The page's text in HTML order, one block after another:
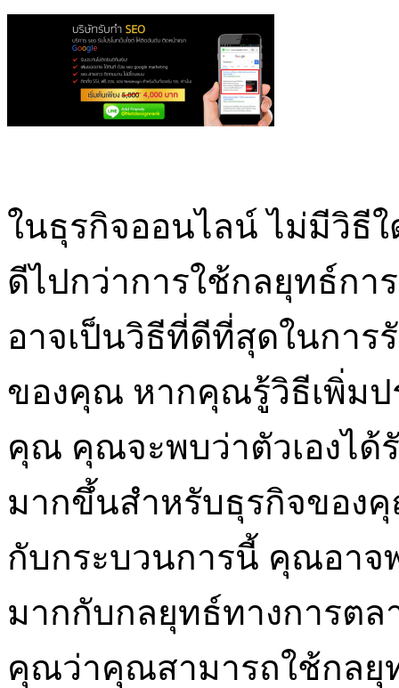
ในธุรกิจออนไลน์ ไม่มีวิธี
ดีไปกว่าการใช้กลยุทธ์ก
อาจเป็นวิธีที่ดีที่สุดในการ
ของคุณ หากคุณรู้วิธีเพิ่มป
คุณ คุณจะพบว่าตัวเองได้
มากขึ้นสำหรับธุรกิจของ
กับกระบวนการนี้ คุณอาจ
มากกับกลยุทธ์ทางการต
คุณว่าคุณสามารถใช้กลยุ